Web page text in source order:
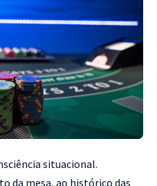
situacional.
da mesa, ao histórico das